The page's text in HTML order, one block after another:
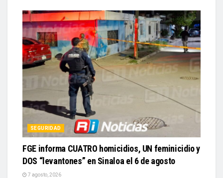
SEGURIDAD
FGE informa CUATRO homicidios, UN feminicidio y
DOS “levantones” en Sinaloa el 6 de agosto
7 agosto, 2026